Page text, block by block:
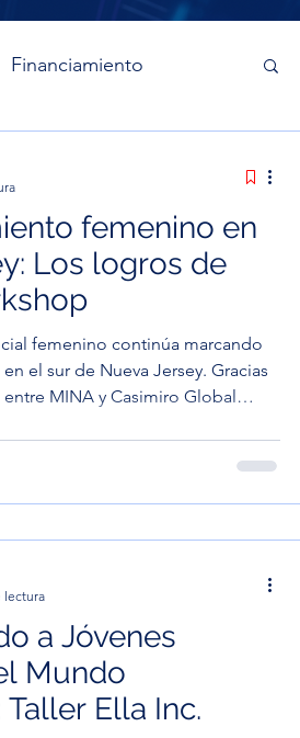
Financiamiento
femenino en
Los logros de
femenino continúa marcando
el sur de Nueva Jersey. Gracias
entre MINA y Casimiro Global
en modelos de
Este programa parte de una
a Jóvenes
Mundo
Ella Inc.
lectura